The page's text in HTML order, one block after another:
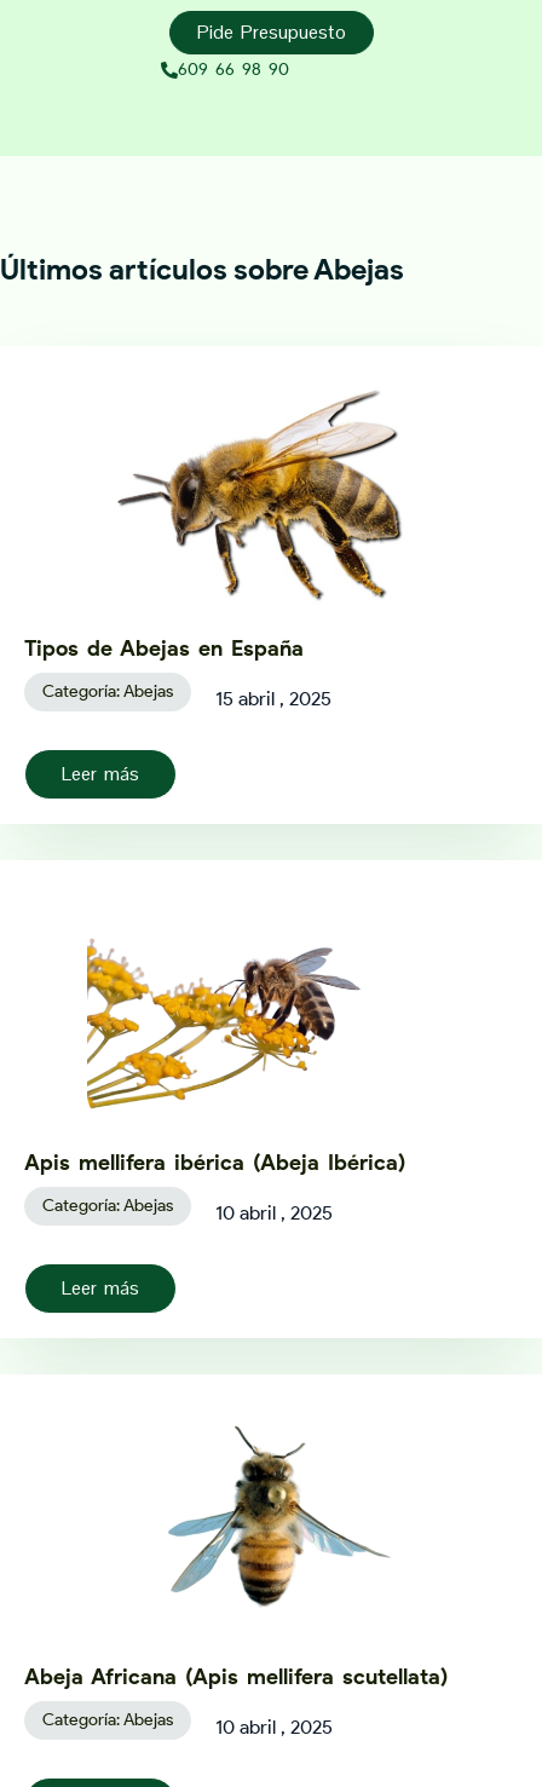
Pide Presupuesto
609 66 98 90
Últimos artículos sobre Abejas
Tipos de Abejas en España
Categoría:Abejas 15 abril , 2025
Leer más
Apis mellifera ibérica (Abeja Ibérica)
Categoría:Abejas 10 abril , 2025
Leer más
Abeja Africana (Apis mellifera scutellata)
Categoría:Abejas 10 abril , 2025